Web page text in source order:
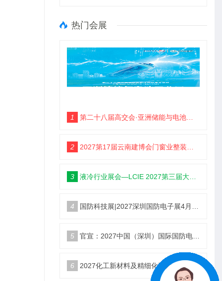
热门会展
1 第二十八届高交会·亚洲储能与电池工业展
2 2027第17届云南建博会门窗业整装定制智能家居卫浴建材展会
3 液冷行业展会—LCIE 2027第三届大湾区国际液冷产业大会暨展览会（深圳）
4 国防科技展|2027深圳国防电子展4月9日启幕
5 官宣：2027中国（深圳）国际国防电子博览会
6 2027化工新材料及精细化工大会暨展览会定档苏州